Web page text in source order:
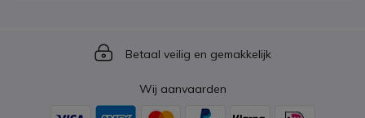
Icon
Betaal veilig en gemakkelijk
Wij aanvaarden